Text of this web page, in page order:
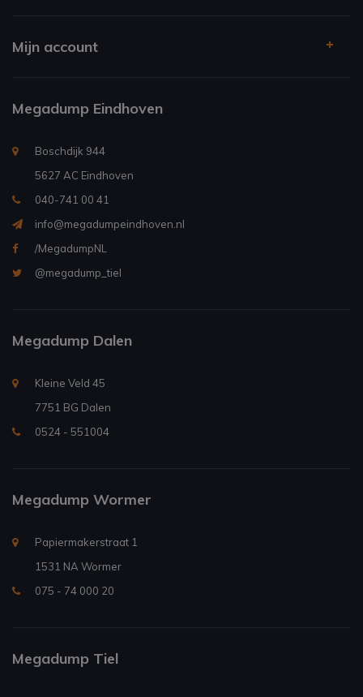
Mijn account
Megadump Eindhoven
Boschdijk 944
5627 AC Eindhoven
040-741 00 41
info@megadumpeindhoven.nl
/MegadumpNL
@megadump_tiel
Megadump Dalen
Kleine Veld 45
7751 BG Dalen
0524 - 551004
Megadump Wormer
Papiermakerstraat 1
1531 NA Wormer
075 - 74 000 20
Megadump Tiel